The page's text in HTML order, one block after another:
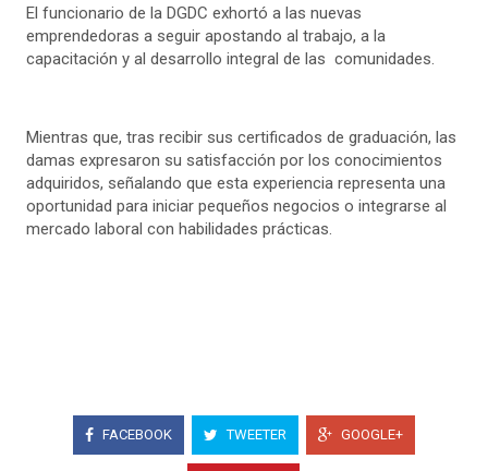
El funcionario de la DGDC exhortó a las nuevas
emprendedoras a seguir apostando al trabajo, a la
capacitación y al desarrollo integral de las comunidades.
Mientras que, tras recibir sus certificados de graduación, las
damas expresaron su satisfacción por los conocimientos
adquiridos, señalando que esta experiencia representa una
oportunidad para iniciar pequeños negocios o integrarse al
mercado laboral con habilidades prácticas.
FACEBOOK TWEETER GOOGLE+